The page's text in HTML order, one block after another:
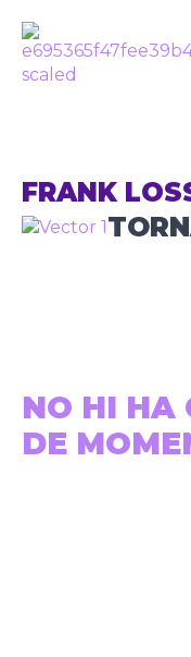
FRANK
NO HI HA
DE